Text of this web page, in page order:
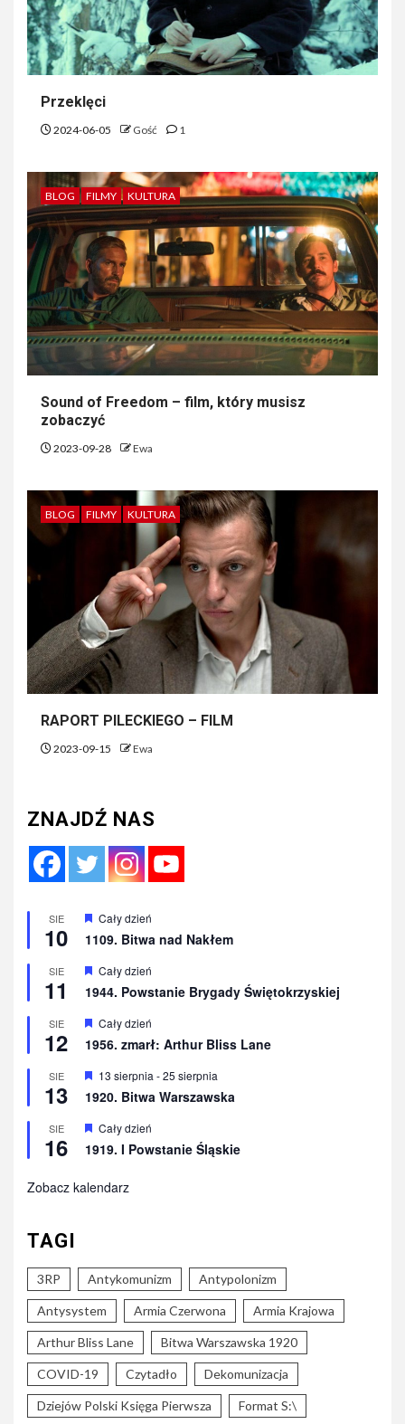
Przeklęci
2024-06-05 Gość 1
BLOG FILMY KULTURA
Sound of Freedom – film, który musisz
zobaczyć
2023-09-28 Ewa
BLOG FILMY KULTURA
RAPORT PILECKIEGO – FILM
2023-09-15 Ewa
ZNAJDŹ NAS
SIE
10
Wyróżnione
Cały dzień
1109. Bitwa nad Nakłem
SIE
11
Wyróżnione
Cały dzień
1944. Powstanie Brygady Świętokrzyskiej
SIE
12
Wyróżnione
Cały dzień
1956. zmarł: Arthur Bliss Lane
SIE
13
Wyróżnione
13 sierpnia -25 sierpnia
1920. Bitwa Warszawska
SIE
16
Wyróżnione
Cały dzień
1919. I Powstanie Śląskie
Zobacz kalendarz
TAGI
3RP Antykomunizm Antypolonizm
Antysystem Armia Czerwona Armia Krajowa
Arthur Bliss Lane Bitwa Warszawska 1920
COVID-19 Czytadło Dekomunizacja
Dziejów Polski Księga Pierwsza Format S:\